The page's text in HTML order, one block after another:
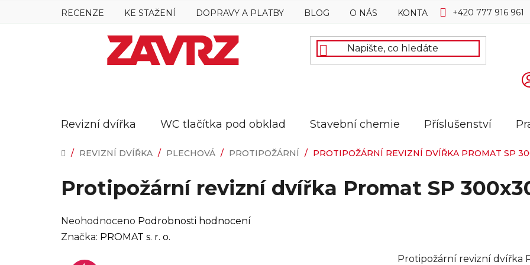
RECENZE KE STAŽENÍ DOPRAVY A PLATBY BLOG O NÁS KONTAKTY +420 777 916 961
Revizní dvířka WC tlačítka pod obklad Stavební chemie Příslušenství
DOMŮ
/ REVIZNÍ DVÍŘKA / PLECHOVÁ / PROTIPOŽÁRNÍ / PROTIPOŽÁRNÍ REVIZNÍ DVÍŘKA PROMAT SP
Protipožární revizní dvířka Promat SP
Průměrné
hodnocení
Neohodnoceno Podrobnosti hodnocení
Značka: PROMAT s. r. o.
Protipožární revizní dvířka